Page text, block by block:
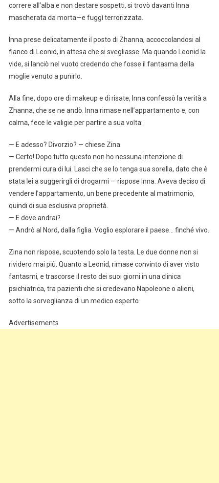
correre all’alba e non destare sospetti, si trovò davanti Inna
mascherata da morta—e fuggì terrorizzata.
Inna prese delicatamente il posto di Zhanna, accoccolandosi al
fianco di Leonid, in attesa che si svegliasse. Ma quando Leonid la
vide, si lanciò nel vuoto credendo che fosse il fantasma della
moglie venuto a punirlo.
Alla fine, dopo ore di makeup e di risate, Inna confessò la verità a
Zhanna, che se ne andò. Inna rimase nell’appartamento e, con
calma, fece le valigie per partire a sua volta:
— E adesso? Divorzio? — chiese Zina.
— Certo! Dopo tutto questo non ho nessuna intenzione di
prendermi cura di lui. Lasci che se lo tenga sua sorella, dato che è
stata lei a suggerirgli di drogarmi — rispose Inna. Aveva deciso di
vendere l’appartamento, un bene precedente al matrimonio,
quindi di sua esclusiva proprietà.
— E dove andrai?
— Andrò al Nord, dalla figlia. Voglio esplorare il paese… finché vivo.
Zina non rispose, scuotendo solo la testa. Le due donne non si
rividero mai più. Quanto a Leonid, rimase convinto di aver visto
fantasmi, e trascorse il resto dei suoi giorni in una clinica
psichiatrica, tra pazienti che si credevano Napoleone o alieni,
sotto la sorveglianza di un medico esperto.
Advertisements